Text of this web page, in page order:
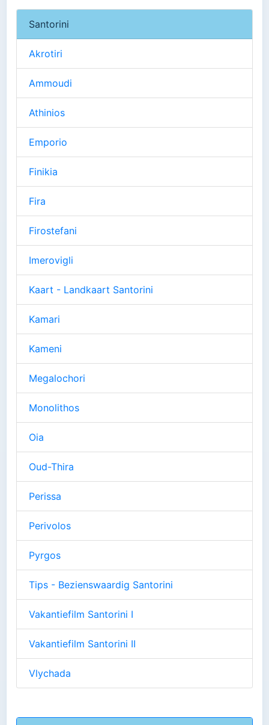
Santorini
Akrotiri
Ammoudi
Athinios
Emporio
Finikia
Fira
Firostefani
Imerovigli
Kaart - Landkaart Santorini
Kamari
Kameni
Megalochori
Monolithos
Oia
Oud-Thira
Perissa
Perivolos
Pyrgos
Tips - Bezienswaardig Santorini
Vakantiefilm Santorini I
Vakantiefilm Santorini II
Vlychada